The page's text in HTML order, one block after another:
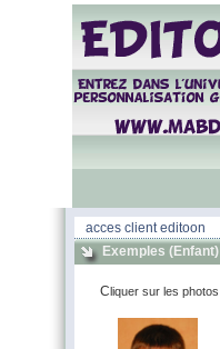
acces client editoon
Exemples (enfant)
Cliquer sur les photos